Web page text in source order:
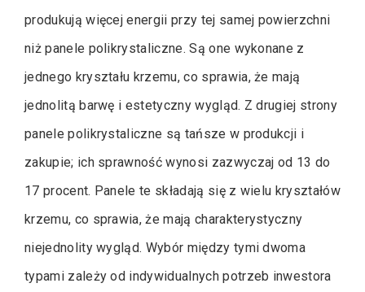
produkują więcej energii przy tej samej powierzchni
niż panele polikrystaliczne. Są one wykonane z
jednego kryształu krzemu, co sprawia, że mają
jednolitą barwę i estetyczny wygląd. Z drugiej strony
panele polikrystaliczne są tańsze w produkcji i
zakupie; ich sprawność wynosi zazwyczaj od 13 do
17 procent. Panele te składają się z wielu kryształów
krzemu, co sprawia, że mają charakterystyczny
niejednolity wygląd. Wybór między tymi dwoma
typami zależy od indywidualnych potrzeb inwestora